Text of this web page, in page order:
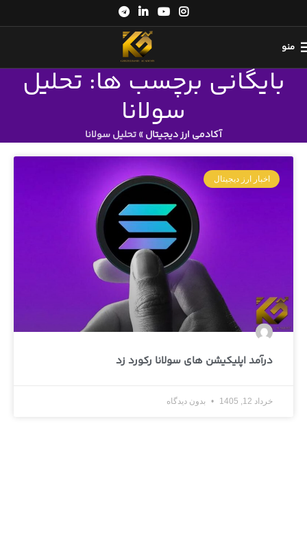
منو
بایگانی برچسب ها: تحلیل
سولانا
آکادمی ارز دیجیتال»تحلیل سولانا
اخبار ارز دیجیتال
درآمد اپلیکیشن های سولانا رکورد زد
خرداد 12, 1405 بدون دیدگاه